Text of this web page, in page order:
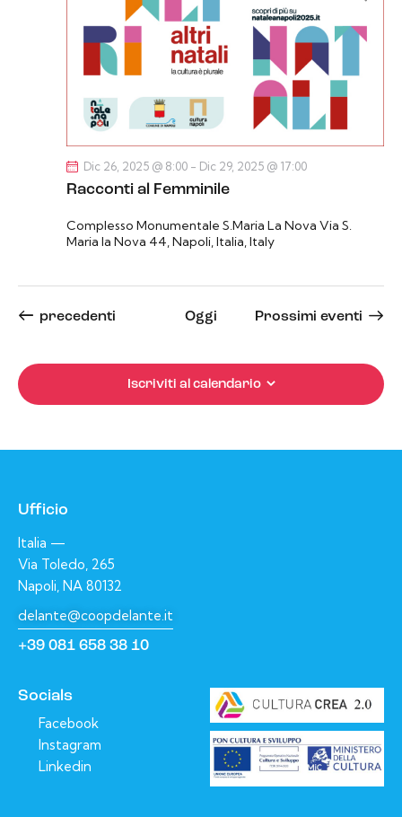
Racconti al Femminile
Dic 26, 2025 @ 8:00 - Dic 29, 2025 @ 17:00
Complesso Monumentale S.Maria La Nova Via S.
Maria la Nova 44, Napoli, Italia, Italy
Eventi
precedenti Oggi Prossimi eventi
Iscriviti al calendario
Ufficio
Italia —
Via Toledo, 265
Napoli, NA 80132
delante@coopdelante.it
+39 081 658 38 10
Socials
Facebook
Instagram
Linkedin